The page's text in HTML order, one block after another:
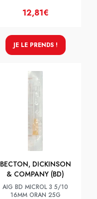
12,81€
JE LE PRENDS !
BECTON, DICKINSON
& COMPANY (BD)
AIG BD MICROL 3 5/10
16MM ORAN 25G